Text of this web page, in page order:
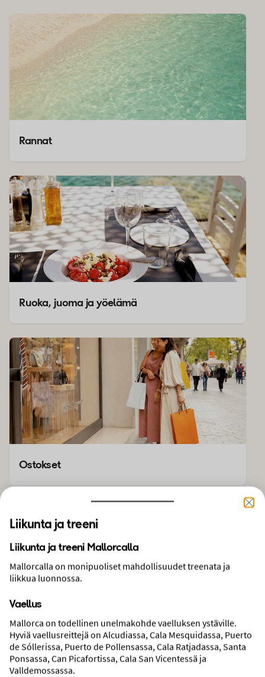
Liikunta ja treeni
Liikunta ja treeni Mallorcalla
Mallorcalla on monipuoliset mahdollisuudet treenata ja
liikkua luonnossa.
Vaellus
Mallorca on todellinen unelmakohde vaelluksen ystäville.
Hyviä vaellusreittejä on Alcudiassa, Cala Mesquidassa, Puerto
de Sóllerissa, Puerto de Pollensassa, Cala Ratjadassa, Santa
Ponsassa, Can Picafortissa, Cala San Vicentessä ja
Valldemossassa.
Rannat
Ruoka, juoma ja yöelämä
Ostokset
Liikunta ja treeni